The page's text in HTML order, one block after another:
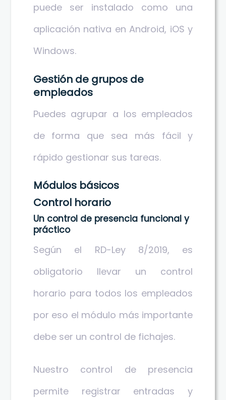
puede ser instalado como una
aplicación nativa en Android, iOS y
Windows.
Gestión de grupos de
empleados
Puedes agrupar a los empleados
de forma que sea más fácil y
rápido gestionar sus tareas.
Módulos básicos
Control horario
Un control de presencia funcional y
práctico
Según el RD-Ley 8/2019, es
obligatorio llevar un control
horario para todos los empleados
por eso el módulo más importante
debe ser un control de fichajes.
Nuestro control de presencia
permite registrar entradas y